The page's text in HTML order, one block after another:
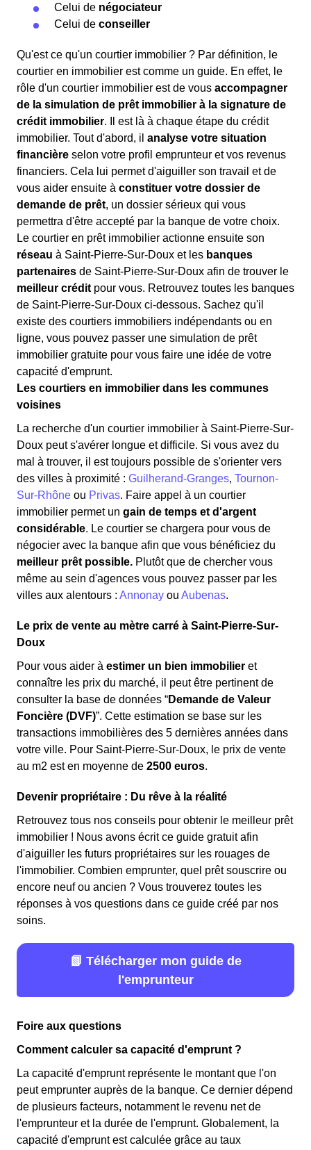
Celui de négociateur
Celui de conseiller
Qu'est ce qu'un courtier immobilier ? Par définition, le
courtier en immobilier est comme un guide. En effet, le
rôle d'un courtier immobilier est de vous accompagner
de la simulation de prêt immobilier à la signature de
crédit immobilier. Il est là à chaque étape du crédit
immobilier. Tout d'abord, il analyse votre situation
financière selon votre profil emprunteur et vos revenus
financiers. Cela lui permet d'aiguiller son travail et de
vous aider ensuite à constituer votre dossier de
demande de prêt, un dossier sérieux qui vous
permettra d'être accepté par la banque de votre choix.
Le courtier en prêt immobilier actionne ensuite son
réseau à Saint-Pierre-Sur-Doux et les banques
partenaires de Saint-Pierre-Sur-Doux afin de trouver le
meilleur crédit pour vous. Retrouvez toutes les banques
de Saint-Pierre-Sur-Doux ci-dessous. Sachez qu'il
existe des courtiers immobiliers indépendants ou en
ligne, vous pouvez passer une simulation de prêt
immobilier gratuite pour vous faire une idée de votre
capacité d'emprunt.
Les courtiers en immobilier dans les communes
voisines
La recherche d'un courtier immobilier à Saint-Pierre-Sur-
Doux peut s'avérer longue et difficile. Si vous avez du
mal à trouver, il est toujours possible de s'orienter vers
des villes à proximité : Guilherand-Granges, Tournon-
Sur-Rhône ou Privas. Faire appel à un courtier
immobilier permet un gain de temps et d'argent
considérable. Le courtier se chargera pour vous de
négocier avec la banque afin que vous bénéficiez du
meilleur prêt possible. Plutôt que de chercher vous
même au sein d'agences vous pouvez passer par les
villes aux alentours : Annonay ou Aubenas.
Le prix de vente au mètre carré à Saint-Pierre-Sur-
Doux
Pour vous aider à estimer un bien immobilier et
connaître les prix du marché, il peut être pertinent de
consulter la base de données “Demande de Valeur
Foncière (DVF)”. Cette estimation se base sur les
transactions immobilières des 5 dernières années dans
votre ville. Pour Saint-Pierre-Sur-Doux, le prix de vente
au m2 est en moyenne de 2500 euros.
Devenir propriétaire : Du rêve à la réalité
Retrouvez tous nos conseils pour obtenir le meilleur prêt
immobilier ! Nous avons écrit ce guide gratuit afin
d'aiguiller les futurs propriétaires sur les rouages de
l'immobilier. Combien emprunter, quel prêt souscrire ou
encore neuf ou ancien ? Vous trouverez toutes les
réponses à vos questions dans ce guide créé par nos
soins.
📗 Télécharger mon guide de
l'emprunteur
Foire aux questions
Comment calculer sa capacité d'emprunt ?
La capacité d'emprunt représente le montant que l'on
peut emprunter auprès de la banque. Ce dernier dépend
de plusieurs facteurs, notamment le revenu net de
l'emprunteur et la durée de l'emprunt. Globalement, la
capacité d'emprunt est calculée grâce au taux